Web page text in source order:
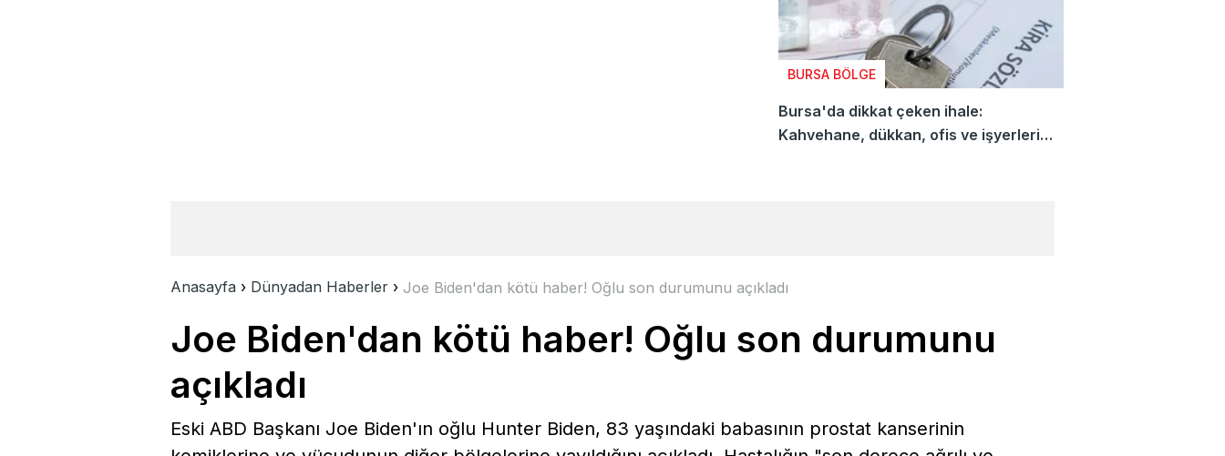
BURSA BÖLGE
Bursa'da dikkat çeken ihale:
Kahvehane, dükkan, ofis ve işyerleri
Anasayfa › Dünyadan Haberler › Joe Biden'dan kötü haber! Oğlu son durumunu açıkladı
Joe Biden'dan kötü haber! Oğlu son durumunu
açıkladı
Eski ABD Başkanı Joe Biden'ın oğlu Hunter Biden, 83 yaşındaki babasının prostat kanserinin